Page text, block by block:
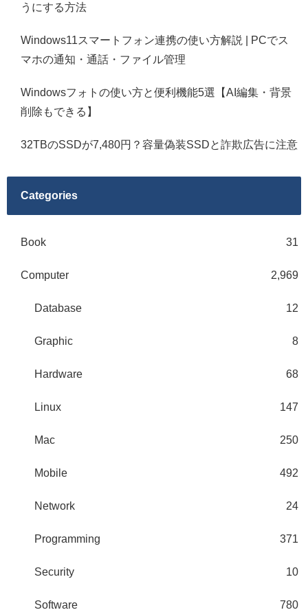
うにする方法
Windows11スマートフォン連携の使い方解説 | PCでス
マホの通知・通話・ファイル管理
Windowsフォトの使い方と便利機能5選【AI編集・背景
削除もできる】
32TBのSSDが7,480円？容量偽装SSDと詐欺広告に注意
Categories
Book 31
Computer 2,969
Database 12
Graphic 8
Hardware 68
Linux 147
Mac 250
Mobile 492
Network 24
Programming 371
Security 10
Software 780